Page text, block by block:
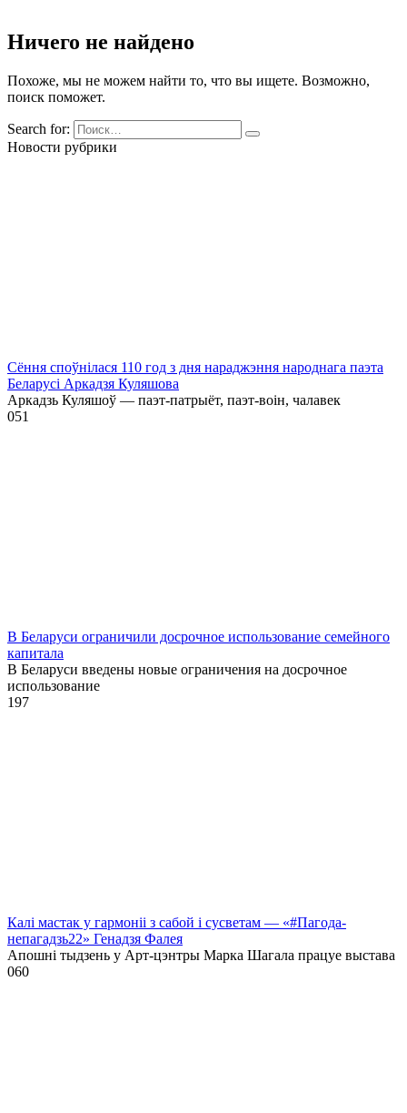
Ничего не найдено
Похоже, мы не можем найти то, что вы ищете. Возможно,
поиск поможет.
Search for:
Новости рубрики
Сёння споўнілася 110 год з дня нараджэння народнага паэта
Беларусі Аркадзя Куляшова
Аркадзь Куляшоў — паэт-патрыёт, паэт-воін, чалавек
051
В Беларуси ограничили досрочное использование семейного
капитала
В Беларуси введены новые ограничения на досрочное
использование
197
Калі мастак у гармоніі з сабой і сусветам — «#Пагода-
непагадзь22» Генадзя Фалея
Апошні тыдзень у Арт-цэнтры Марка Шагала працуе выстава
060